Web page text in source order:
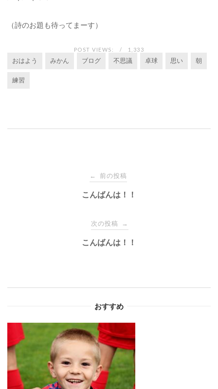
（詩のお題も待ってまーす）
POST VIEWS: 1,333
おはよう みかん ブログ 不思議 卓球 思い 朝
練習
シ
ョ
ン
← 前の投稿
こんばんは！！
次の投稿 →
こんばんは！！
おすすめ